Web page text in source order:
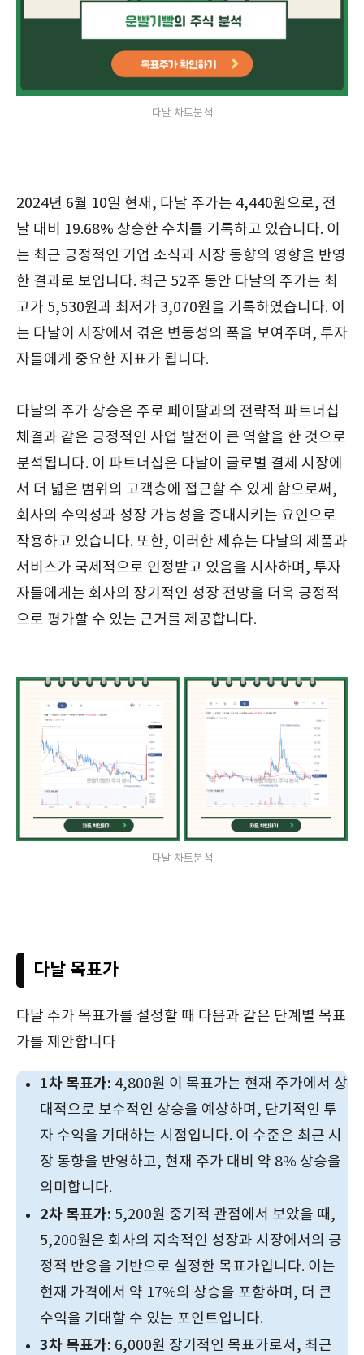
다날 차트분석
2024년 6월 10일 현재, 다날 주가는 4,440원으로, 전
날 대비 19.68% 상승한 수치를 기록하고 있습니다. 이
는 최근 긍정적인 기업 소식과 시장 동향의 영향을 반영
한 결과로 보입니다. 최근 52주 동안 다날의 주가는 최
고가 5,530원과 최저가 3,070원을 기록하였습니다. 이
는 다날이 시장에서 겪은 변동성의 폭을 보여주며, 투자
자들에게 중요한 지표가 됩니다.
다날의 주가 상승은 주로 페이팔과의 전략적 파트너십
체결과 같은 긍정적인 사업 발전이 큰 역할을 한 것으로
분석됩니다. 이 파트너십은 다날이 글로벌 결제 시장에
서 더 넓은 범위의 고객층에 접근할 수 있게 함으로써,
회사의 수익성과 성장 가능성을 증대시키는 요인으로
작용하고 있습니다. 또한, 이러한 제휴는 다날의 제품과
서비스가 국제적으로 인정받고 있음을 시사하며, 투자
자들에게는 회사의 장기적인 성장 전망을 더욱 긍정적
으로 평가할 수 있는 근거를 제공합니다.
다날 차트분석
다날 목표가
다날 주가 목표가를 설정할 때 다음과 같은 단계별 목표
가를 제안합니다
1차 목표가: 4,800원 이 목표가는 현재 주가에서 상
대적으로 보수적인 상승을 예상하며, 단기적인 투
자 수익을 기대하는 시점입니다. 이 수준은 최근 시
장 동향을 반영하고, 현재 주가 대비 약 8% 상승을
의미합니다.
2차 목표가: 5,200원 중기적 관점에서 보았을 때,
5,200원은 회사의 지속적인 성장과 시장에서의 긍
정적 반응을 기반으로 설정한 목표가입니다. 이는
현재 가격에서 약 17%의 상승을 포함하며, 더 큰
수익을 기대할 수 있는 포인트입니다.
3차 목표가: 6,000원 장기적인 목표가로서, 최근